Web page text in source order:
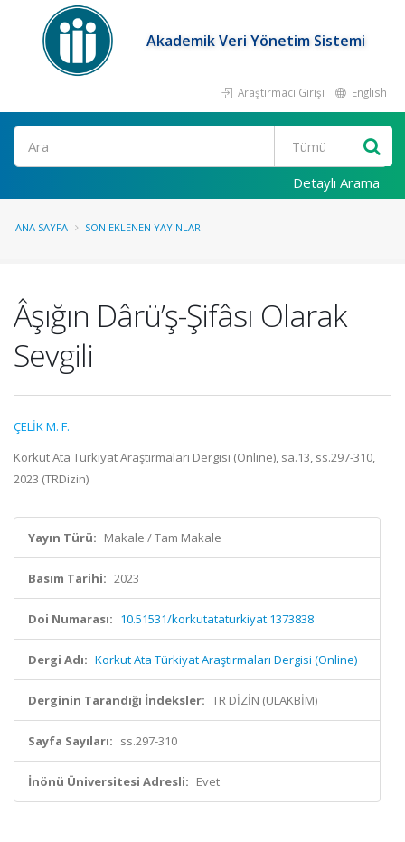
Akademik Veri Yönetim Sistemi
Araştırmacı Girişi English
Ara
Detaylı Arama
ANA SAYFA SON EKLENEN YAYINLAR
Âşığın Dârü’ş-Şifâsı Olarak
Sevgili
ÇELİK M. F.
Korkut Ata Türkiyat Araştırmaları Dergisi (Online), sa.13, ss.297-310,
2023 (TRDizin)
Yayın Türü: Makale / Tam Makale
Basım Tarihi: 2023
Doi Numarası: 10.51531/korkutataturkiyat.1373838
Dergi Adı: Korkut Ata Türkiyat Araştırmaları Dergisi (Online)
Derginin Tarandığı İndeksler: TR DİZİN (ULAKBİM)
Sayfa Sayıları: ss.297-310
İnönü Üniversitesi Adresli: Evet